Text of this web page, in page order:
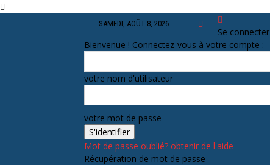
SAMEDI, AOÛT 8, 2026
Se connecter
Bienvenue ! Connectez-vous à votre compte :
votre nom d'utilisateur
votre mot de passe
Mot de passe oublié? obtenir de l'aide
Récupération de mot de passe